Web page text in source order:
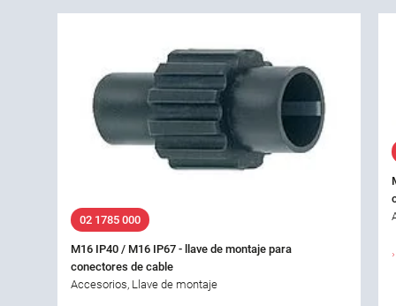
02 1785 000
M16 IP40 / M16 IP67 - llave de montaje para
conectores de cable
Accesorios, Llave de montaje